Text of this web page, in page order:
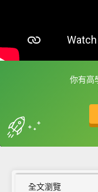
你有高
框選或點
全文瀏覽